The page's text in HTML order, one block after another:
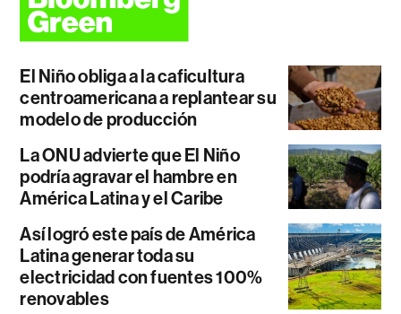
El Niño obliga a la caficultura
centroamericana a replantear su
modelo de producción
La ONU advierte que El Niño
podría agravar el hambre en
América Latina y el Caribe
Así logró este país de América
Latina generar toda su
electricidad con fuentes 100%
renovables